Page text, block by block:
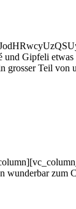
Gipfeli
Teil von